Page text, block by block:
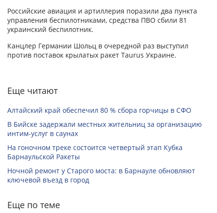
Российские авиация и артиллерия поразили два пункта
управления беспилотниками, средства ПВО сбили 81
украинский беспилотник.
Канцлер Германии Шольц в очередной раз выступил
против поставок крылатых ракет Taurus Украине.
Еще читают
Алтайский край обеспечил 80 % сбора горчицы в СФО
В Бийске задержали местных жительниц за организацию
интим-услуг в саунах
На гоночном треке состоится четвертый этап Кубка
Барнаульской Ракеты
Ночной ремонт у Старого моста: в Барнауле обновляют
ключевой въезд в город
Еще по теме